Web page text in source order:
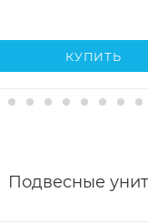
КУПИТЬ
Подвесные